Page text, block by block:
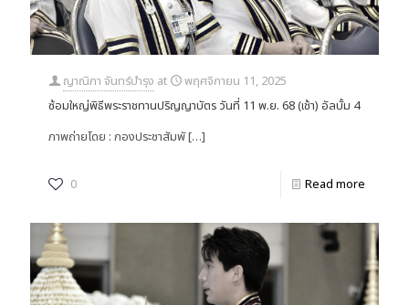
ญาณิภา จันทร์บำรุง at
พฤศจิกายน 11, 2025
ซ้อมใหญ่พิธีพระราชทานปริญญาบัตร วันที่ 11 พ.ย. 68 (เช้า) อัลบั้ม 4
ภาพถ่ายโดย : กองประชาสัมพั[…]
0 Read more